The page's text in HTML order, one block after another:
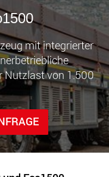
mit integrierter
Nutzlast von 1.500